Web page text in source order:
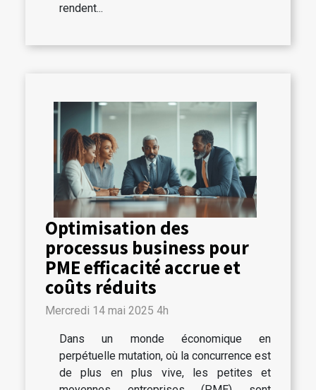
rendent...
Optimisation des
processus business pour
PME efficacité accrue et
coûts réduits
Mercredi 14 mai 2025 4h
Dans un monde économique en
perpétuelle mutation, où la concurrence est
de plus en plus vive, les petites et